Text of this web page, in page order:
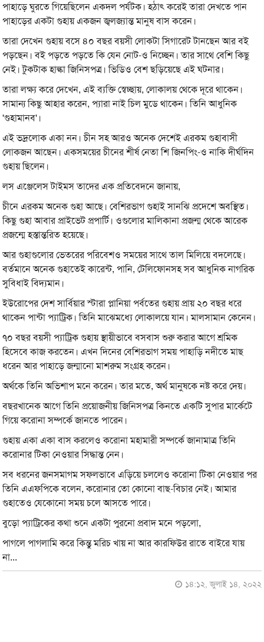
পাহাড়ে ঘুরতে গিয়েছিলেন একদল পর্যটক। হঠাৎ করেই তারা দেখতে পান
পাহাড়ের একটা গুহায় একজন জ্বলজ্যান্ত মানুষ বাস করেন।
তারা দেখেন গুহায় বসে ৪০ বছর বয়সী লোকটা সিগারেট টানছেন আর বই
পড়ছেন। বই পড়তে পড়তে কি যেন নোট-ও নিচ্ছেন। তার সাথে বেশি কিছু
নেই। টুকটাক হাল্কা জিনিসপত্র। ভিডিও বেশ ছড়িয়েছে এই ঘটনার।
তারা লক্ষ্য করে দেখেন, এই ব্যক্তি স্বেচ্ছায়, লোকালয় থেকে দূরে থাকেন।
সামান্য কিছু আহার করেন, প্যারা নাই চিল মুডে থাকেন। তিনি আধুনিক
'গুহামানব'।
এই ভদ্রলোক একা নন। চীন সহ আরও অনেক দেশেই এরকম গুহাবাসী
লোকজন আছেন। একসময়ের চীনের শীর্ষ নেতা শি জিনপিং-ও নাকি দীর্ঘদিন
গুহায় ছিলেন।
লস এঞ্জেলেস টাইমস তাদের এক প্রতিবেদনে জানায়,
চীনে এরকম অনেক গুহা আছে। বেশিরভাগ গুহাই সানঝি প্রদেশে অবস্থিত।
কিছু গুহা আবার প্রাইভেট প্রপার্টি। ওগুলোর মালিকানা প্রজন্ম থেকে আরেক
প্রজন্মে হস্তান্তরিত হয়েছে।
আর গুহাগুলোর ভেতরের পরিবেশও সময়ের সাথে তাল মিলিয়ে বদলেছে।
বর্তমানে অনেক গুহাতেই কারেন্ট, পানি, টেলিফোনসহ সব আধুনিক নাগরিক
সুবিধাই বিদ্যমান।
ইউরোপের দেশ সার্বিয়ার স্টারা প্লানিয়া পর্বতের গুহায় প্রায় ২০ বছর ধরে
থাকেন পান্টা প্যাট্রিক। তিনি মাঝেমধ্যে লোকালয়ে যান। মালসামান কেনেন।
৭০ বছর বয়সী প্যাট্রিক গুহায় স্থায়ীভাবে বসবাস শুরু করার আগে শ্রমিক
হিসেবে কাজ করতেন। এখন দিনের বেশিরভাগ সময় পাহাড়ি নদীতে মাছ
ধরেন আর পাহাড়ে জন্মানো মাশরুম সংগ্রহ করেন।
অর্থকে তিনি অভিশাপ মনে করেন। তার মতে, অর্থ মানুষকে নষ্ট করে দেয়।
বছরখানেক আগে তিনি প্রয়োজনীয় জিনিসপত্র কিনতে একটি সুপার মার্কেটে
গিয়ে করোনা সম্পর্কে জানতে পারেন।
গুহায় একা একা বাস করলেও করোনা মহামারী সম্পর্কে জানামাত্র তিনি
করোনার টিকা নেওয়ার সিদ্ধান্ত নেন।
সব ধরনের জনসমাগম সফলভাবে এড়িয়ে চললেও করোনা টিকা নেওয়ার পর
তিনি এএফপিকে বলেন, করোনার তো কোনো বাছ-বিচার নেই। আমার
গুহাতেও যেকোনো সময় চলে আসতে পারে।
বুড়ো প্যাট্রিকের কথা শুনে একটা পুরনো প্রবাদ মনে পড়লো,
পাগলে পাগলামি করে কিন্তু মরিচ খায় না আর কারফিউর রাতে বাইরে যায়
না...
১৪:১২, জুলাই ১৪, ২০২২